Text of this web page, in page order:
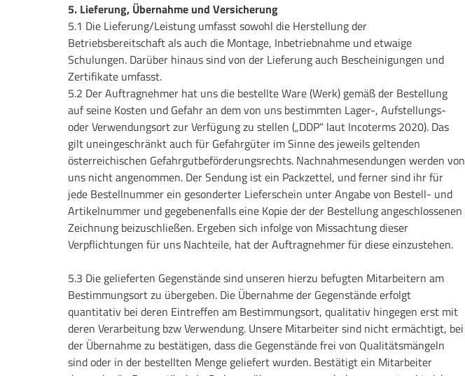
5. Lieferung, Übernahme und Versicherung
5.1 Die Lieferung/Leistung umfasst sowohl die Herstellung der
Betriebsbereitschaft als auch die Montage, Inbetriebnahme und etwaige
Schulungen. Darüber hinaus sind von der Lieferung auch Bescheinigungen und
Zertifikate umfasst.
5.2 Der Auftragnehmer hat uns die bestellte Ware (Werk) gemäß der Bestellung
auf seine Kosten und Gefahr an dem von uns bestimmten Lager-, Aufstellungs-
oder Verwendungsort zur Verfügung zu stellen („DDP“ laut Incoterms 2020). Das
gilt uneingeschränkt auch für Gefahrgüter im Sinne des jeweils geltenden
österreichischen Gefahrgutbeförderungsrechts. Nachnahmesendungen werden von
uns nicht angenommen. Der Sendung ist ein Packzettel, und ferner sind ihr für
jede Bestellnummer ein gesonderter Lieferschein unter Angabe von Bestell- und
Artikelnummer und gegebenenfalls eine Kopie der der Bestellung angeschlossenen
Zeichnung beizuschließen. Ergeben sich infolge von Missachtung dieser
Verpflichtungen für uns Nachteile, hat der Auftragnehmer für diese einzustehen.
5.3 Die gelieferten Gegenstände sind unseren hierzu befugten Mitarbeitern am
Bestimmungsort zu übergeben. Die Übernahme der Gegenstände erfolgt
quantitativ bei deren Eintreffen am Bestimmungsort, qualitativ hingegen erst mit
deren Verarbeitung bzw Verwendung. Unsere Mitarbeiter sind nicht ermächtigt, bei
der Übernahme zu bestätigen, dass die Gegenstände frei von Qualitätsmängeln
sind oder in der bestellten Menge geliefert wurden. Bestätigt ein Mitarbeiter